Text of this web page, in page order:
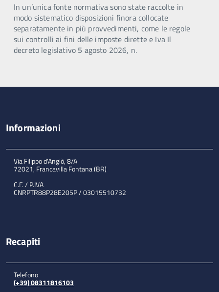
In un’unica fonte normativa sono state raccolte in
modo sistematico disposizioni finora collocate
separatamente in più provvedimenti, come le regole
sui controlli ai fini delle imposte dirette e Iva Il
decreto legislativo 5 agosto 2026, n.
Informazioni
Via Filippo d'Angiò, 8/A
72021, Francavilla Fontana (BR)
C.F. / P.IVA
CNRPTR88P28E205P / 03015510732
Recapiti
Telefono
(+39) 08311816103